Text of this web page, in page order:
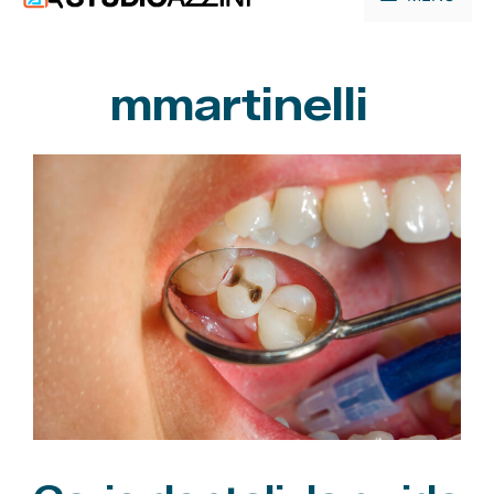
contenuto
mmartinelli